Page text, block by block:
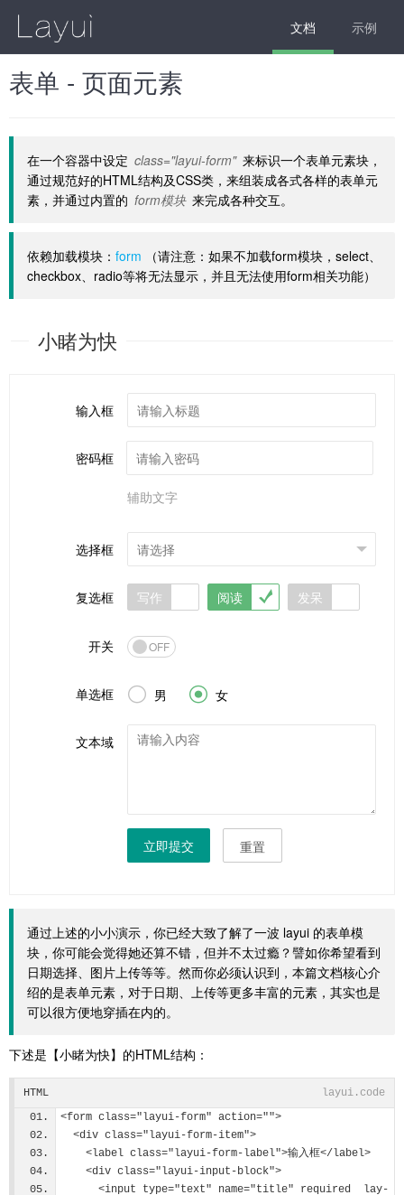
文档 示例
表单 - 页面元素
在一个容器中设定 class="layui-form" 来标识一个表单元素块，
通过规范好的HTML结构及CSS类，来组装成各式各样的表单元
素，并通过内置的 form模块 来完成各种交互。
依赖加载模块： form
（请注意：如果不加载form模块，select、
checkbox、radio等将无法显示，并且无法使用form相关功能）
小睹为快
输入框
密码框
辅助文字
选择框
复选框 写作 阅读  发呆
开关 OFF
单选框  男  女
文本域
立即提交 重置
通过上述的小小演示，你已经大致了解了一波 layui 的表单模
块，你可能会觉得她还算不错，但并不太过瘾？譬如你希望看到
日期选择、图片上传等等。然而你必须认识到，本篇文档核心介
绍的是表单元素，对于日期、上传等更多丰富的元素，其实也是
可以很方便地穿插在内的。
下述是【小睹为快】的HTML结构：
HTML
layui.code
<form class="layui-form" action="">
  <div class="layui-form-item">
    <label class="layui-form-label">输入框</label>
    <div class="layui-input-block">